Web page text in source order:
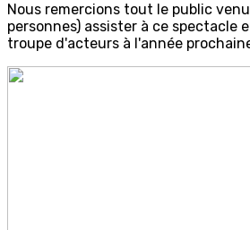
Nous remercions tout le public
personnes) assister à ce spectacle
troupe d'acteurs à l'année